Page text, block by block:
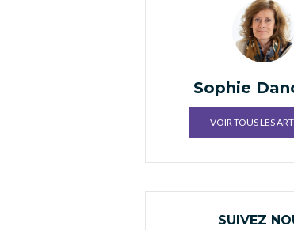
Sophie
VOIR TOUS LES
SUIVEZ